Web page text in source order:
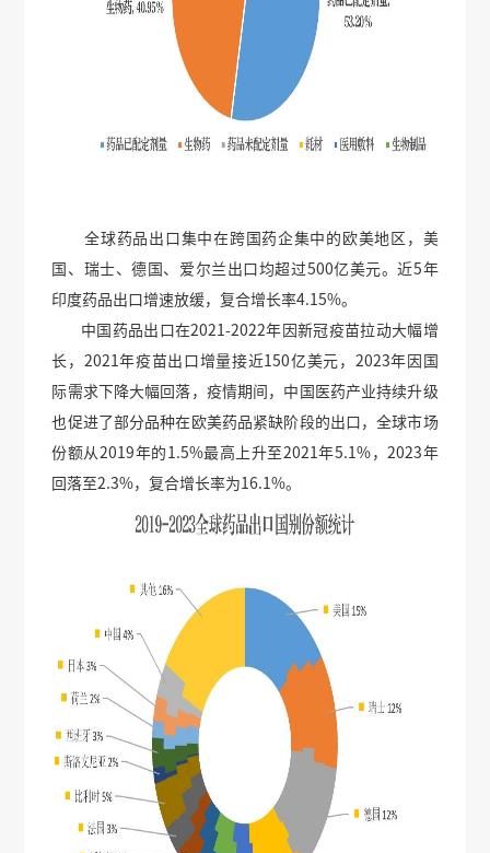
全球药品出口集中在跨国药企集中的欧美地区，美
国、瑞士、德国、爱尔兰出口均超过500亿美元。近5年
印度药品出口增速放缓，复合增长率4.15%。
中国药品出口在2021-2022年因新冠疫苗拉动大幅增
长，2021年疫苗出口增量接近150亿美元，2023年因国
际需求下降大幅回落，疫情期间，中国医药产业持续升级
也促进了部分品种在欧美药品紧缺阶段的出口，全球市场
份额从2019年的1.5%最高上升至2021年5.1%，2023年
回落至2.3%，复合增长率为16.1%。